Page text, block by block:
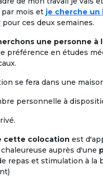
mois et je cherche un
pour ces deux semaines.
une personne à
préférence en études
se fera dans une
personnelle à
cette colocation est
auprès d'une
repas et stimulation à la